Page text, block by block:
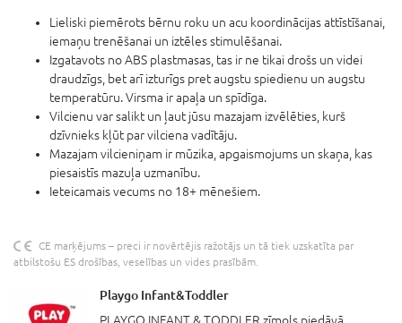
Lieliski piemērots bērnu roku un acu koordinācijas attīstīšanai,
iemaņu trenēšanai un iztēles stimulēšanai.
Izgatavots no ABS plastmasas, tas ir ne tikai drošs un videi
draudzīgs, bet arī izturīgs pret augstu spiedienu un augstu
temperatūru. Virsma ir apaļa un spīdīga.
Vilcienu var salikt un ļaut jūsu mazajam izvēlēties, kurš
dzīvnieks kļūt par vilciena vadītāju.
Mazajam vilcieniņam ir mūzika, apgaismojums un skaņa, kas
piesaistīs mazuļa uzmanību.
Ieteicamais vecums no 18+ mēnešiem.
CE marķējums – preci ir novērtējis ražotājs un tā tiek uzskatīta par
atbilstošu ES drošības, veselības un vides prasībām.
Playgo Infant&Toddler